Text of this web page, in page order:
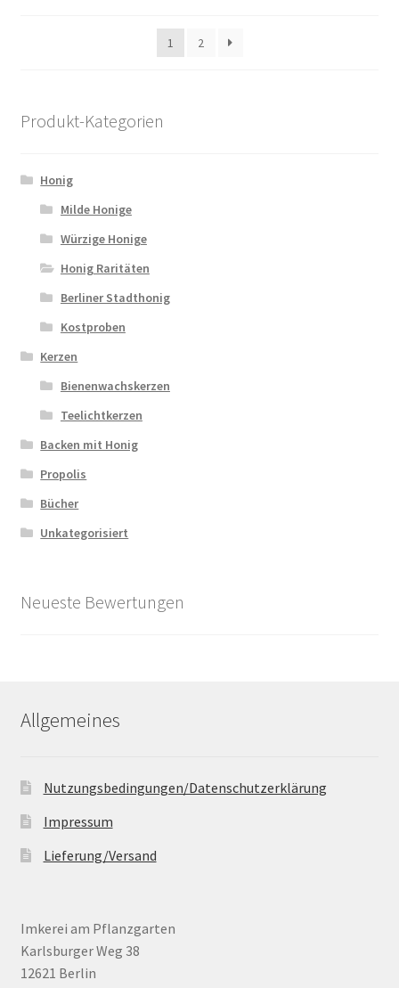
1 2
Produkt-Kategorien
Honig
Milde Honige
Würzige Honige
Honig Raritäten
Berliner Stadthonig
Kostproben
Kerzen
Bienenwachskerzen
Teelichtkerzen
Backen mit Honig
Propolis
Bücher
Unkategorisiert
Neueste Bewertungen
Allgemeines
Nutzungsbedingungen/Datenschutzerklärung
Impressum
Lieferung/Versand
Imkerei am Pflanzgarten
Karlsburger Weg 38
12621 Berlin